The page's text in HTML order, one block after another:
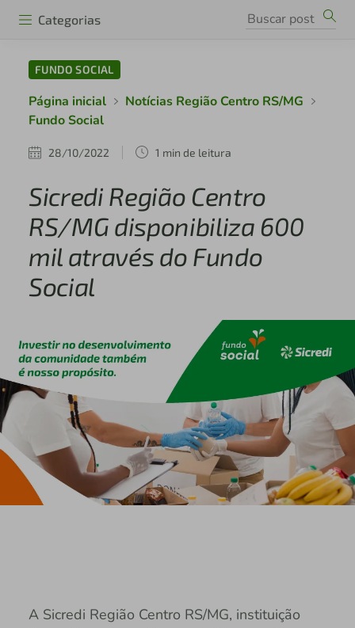
Categorias
FUNDO SOCIAL
Página inicial
Notícias Região Centro RS/MG
Fundo Social
28/10/2022 1 min de leitura
Sicredi Região Centro
RS/MG disponibiliza 600
mil através do Fundo
Social
A Sicredi Região Centro RS/MG, instituição